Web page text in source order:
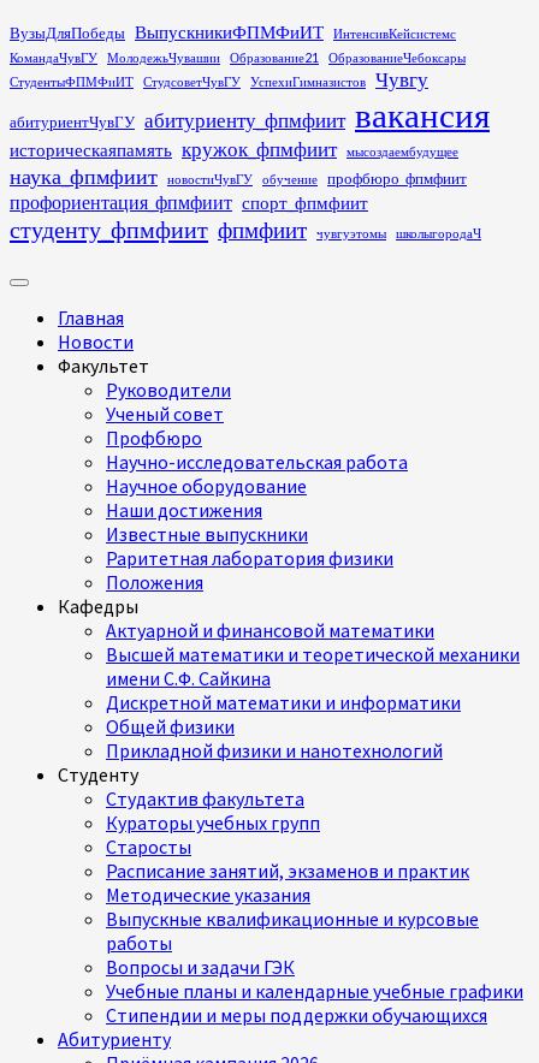
Перейти
к
содержимому
ВузыДляПобеды ВыпускникиФПМФиИТ
ИнтенсивКейсистемс
КомандаЧувГУ
МолодежьЧувашии Образование21
ОбразованиеЧебоксары
СтудентыФПМФиИТ
СтудсоветЧувГУ УспехиГимназистов Чувгу
абитуриентЧувГУ абитуриенту_фпмфиит вакансия
историческаяпамять кружок_фпмфиит мысоздаембудущее
наука_фпмфиит новостиЧувГУ обучение профбюро_фпмфиит
профориентация_фпмфиит спорт_фпмфиит
студенту_фпмфиит фпмфиит чувгуэтомы школыгородаЧ
Основное
Главная
Новости
Факультет
Руководители
Ученый совет
Профбюро
Научно-исследовательская работа
Научное оборудование
Наши достижения
Известные выпускники
Раритетная лаборатория физики
Положения
Кафедры
Актуарной и финансовой математики
Высшей математики и теоретической механики
имени С.Ф. Сайкина
Дискретной математики и информатики
Общей физики
Прикладной физики и нанотехнологий
Студенту
Студактив факультета
Кураторы учебных групп
Старосты
Расписание занятий, экзаменов и практик
Методические указания
Выпускные квалификационные и курсовые
работы
Вопросы и задачи ГЭК
Учебные планы и календарные учебные графики
Стипендии и меры поддержки обучающихся
Абитуриенту